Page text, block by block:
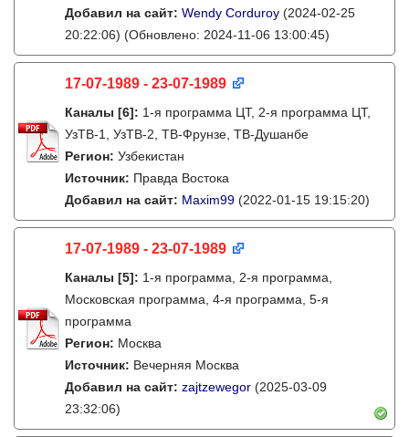
Добавил на сайт: Wendy Corduroy (2024-02-25
20:22:06) (Обновлено: 2024-11-06 13:00:45)
17-07-1989 - 23-07-1989
Каналы [6]: 1-я программа ЦТ, 2-я программа ЦТ,
УзТВ-1, УзТВ-2, ТВ-Фрунзе, ТВ-Душанбе
Регион: Узбекистан
Источник: Правда Востока
Добавил на сайт: Maxim99 (2022-01-15 19:15:20)
17-07-1989 - 23-07-1989
Каналы [5]: 1-я программа, 2-я программа,
Московская программа, 4-я программа, 5-я
программа
Регион: Москва
Источник: Вечерняя Москва
Добавил на сайт: zajtzewegor (2025-03-09
23:32:06)